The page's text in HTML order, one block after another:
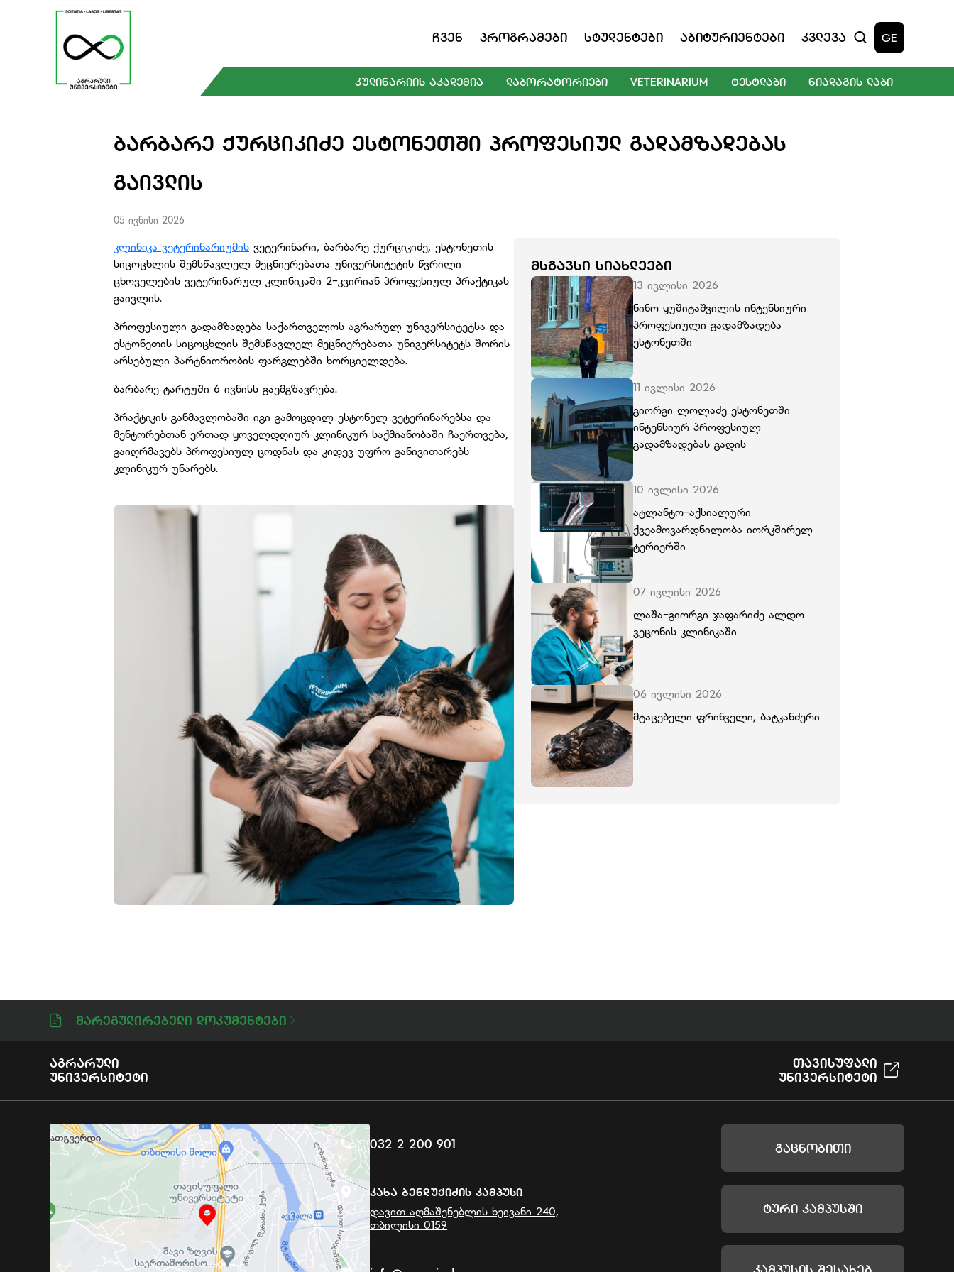
Ჩვენ Პროგრამები Სტუდენტები Აბიტურიენტები Კვლევა GE
ᲙᲣᲚᲘᲜᲐᲠᲘᲘᲡ ᲐᲙᲐᲓᲔᲛᲘᲐ ᲚᲐᲑᲝᲠᲐᲢᲝᲠᲘᲔᲑᲘ VETERINARIUM ᲢᲔᲡᲢᲚᲐᲑᲘ ᲜᲘᲐᲓᲐᲒᲘᲡ ᲚᲐᲑᲘ
ᲑᲐᲠᲑᲐᲠᲔ ᲥᲣᲠᲪᲘᲙᲘᲫᲔ ᲔᲡᲢᲝᲜᲔᲗᲨᲘ ᲞᲠᲝᲤᲔᲡᲘᲣᲚ ᲒᲐᲓᲐᲛᲖᲐᲓᲔᲑᲐᲡ
ᲒᲐᲘᲕᲚᲘᲡ
05 ივნისი 2026
კლინიკა ვეტერინარიუმის ვეტერინარი, ბარბარე ქურციკიძე, ესტონეთის
სიცოცხლის შემსწავლელ მეცნიერებათა უნივერსიტეტის წვრილი
ცხოველების ვეტერინარულ კლინიკაში 2-კვირიან პროფესიულ პრაქტიკას
გაივლის.
პროფესიული გადამზადება საქართველოს აგრარულ უნივერსიტეტსა და
ესტონეთის სიცოცხლის შემსწავლელ მეცნიერებათა უნივერსიტეტს შორის
არსებული პარტნიორობის ფარგლებში ხორციელდება.
ბარბარე ტარტუში 6 ივნისს გაემგზავრება.
პრაქტიკის განმავლობაში იგი გამოცდილ ესტონელ ვეტერინარებსა და
მენტორებთან ერთად ყოველდღიურ კლინიკურ საქმიანობაში ჩაერთვება,
გაიღრმავებს პროფესიულ ცოდნას და კიდევ უფრო განივითარებს
კლინიკურ უნარებს.
ᲛᲡᲒᲐᲕᲡᲘ ᲡᲘᲐᲮᲚᲔᲔᲑᲘ
13 ივლისი 2026
ნინო ყუშიტაშვილის ინტენსიური
პროფესიული გადამზადება
ესტონეთში
11 ივლისი 2026
გიორგი ლოლაძე ესტონეთში
ინტენსიურ პროფესიულ
გადამზადებას გადის
10 ივლისი 2026
ატლანტო-აქსიალური
ქვეამოვარდნილობა იორკშირელ
ტერიერში
07 ივლისი 2026
ლაშა-გიორგი ჯაფარიძე ალდო
ვეცონის კლინიკაში
06 ივლისი 2026
მტაცებელი ფრინველი, ბატკანძერი
Მარეგულირებელი Დოკუმენტები
Აგრარული
Უნივერსიტეტი
Თავისუფალი
Უნივერსიტეტი
032 2 200 901
Კახა Ბენდუქიძის Კამპუსი
დავით აღმაშენებლის ხეივანი 240,
თბილისი 0159
Გაცნობითი
Ტური Კამპუსში